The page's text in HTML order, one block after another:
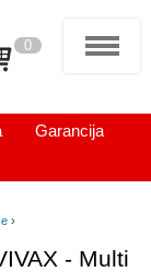
0
Garancija
›
- Multi